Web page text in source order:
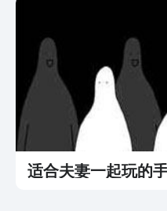
适合夫妻一起玩的